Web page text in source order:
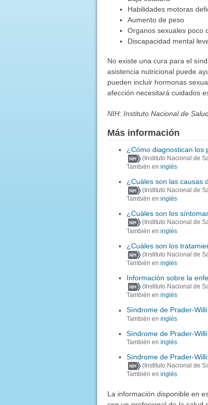
Habilidades motoras
Aumento de peso
Organos sexuales poco
Discapacidad mental
No existe una cura para el
asistencia nutricional puede
pueden incluir hormonas
afección necesitará cuidados
NIH: Instituto Nacional de
Más información
¿Cómo diagnostican los
(Instituto Nacional de
También en inglés
¿Cuáles son las causas
(Instituto Nacional de
También en inglés
¿Cuáles son los
(Instituto Nacional de
También en inglés
¿Cuáles son los
(Instituto Nacional de
También en inglés
Información sobre la
(Instituto Nacional de
También en inglés
Síndrome de Prader-Willi
También en inglés
Síndrome de Prader-Willi
También en inglés
Síndrome de Prader-
(Instituto Nacional de
También en inglés
La información disponible en